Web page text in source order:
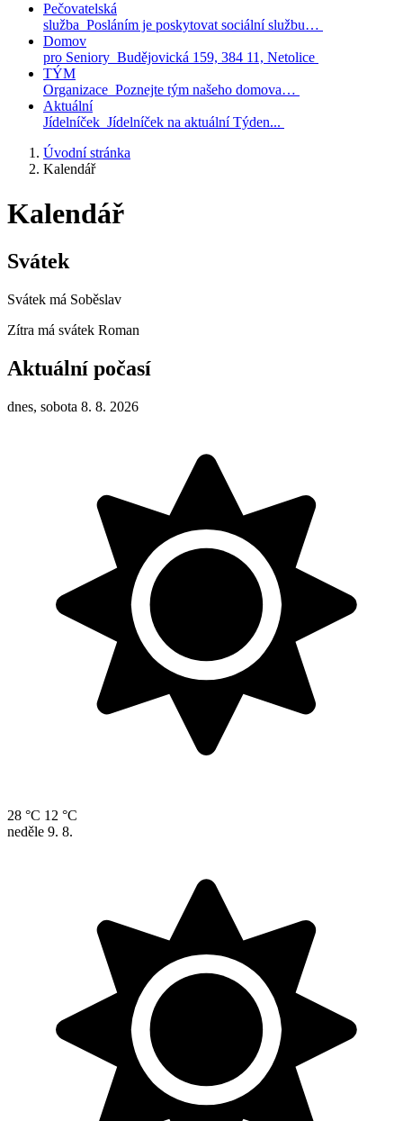
Pečovatelská
služba Posláním je poskytovat sociální službu…
Domov
pro Seniory Budějovická 159, 384 11, Netolice
TÝM
Organizace Poznejte tým našeho domova…
Aktuální
Jídelníček Jídelníček na aktuální Týden...
Úvodní stránka
Kalendář
Kalendář
Svátek
Svátek má Soběslav
Zítra má svátek Roman
Aktuální počasí
dnes, sobota 8. 8. 2026
28 °C 12 °C
neděle 9. 8.